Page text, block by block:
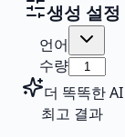
생성 설정
언어
수량
더 똑똑한 AI
최고 결과